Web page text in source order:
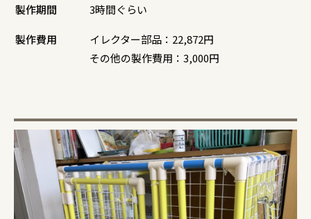
製作期間 3時間ぐらい
製作費用
イレクター部品：22,872円
その他の製作費用：3,000円